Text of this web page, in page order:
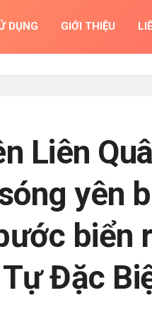
DỤNG GIỚI THIỆU
Liên
yên
biển
Đặc